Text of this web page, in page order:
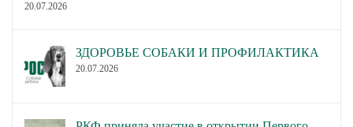
20.07.2026
ЗДОРОВЬЕ СОБАКИ И ПРОФИЛАКТИКА
20.07.2026